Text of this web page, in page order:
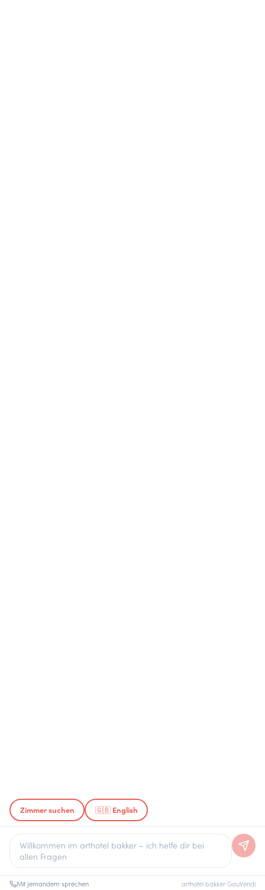
Zimmer suchen 🇬🇧 English
Mit jemandem sprechen arthotel bakker·GauVendi